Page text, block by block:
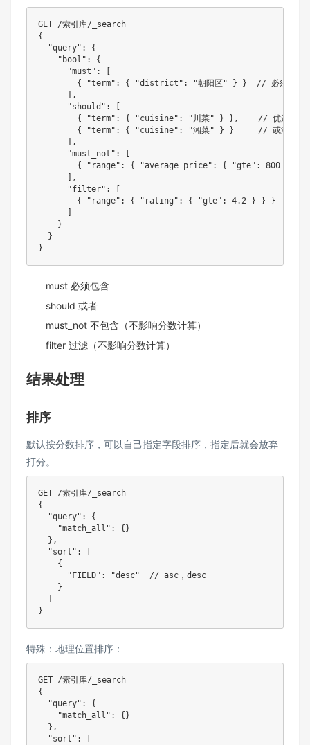
GET /索引库/_search
{
  "query": {
    "bool": {
      "must": [
{ "term": { "district": "朝阳区" } }  // 必须在朝
      ],
      "should": [
        { "term": { "cuisine": "川菜" } },    // 优选川菜
        { "term": { "cuisine": "湘菜" } }     // 或湘菜
      ],
      "must_not": [
{ "range": { "average_price": { "gte": 800 } } }
      ],
      "filter": [
{ "range": { "rating": { "gte": 4.2 } } }  // 筛
    }
  }
must 必须包含
should 或者
must_not 不包含（不影响分数计算）
filter 过滤（不影响分数计算）
结果处理
排序
默认按分数排序，可以自己指定字段排序，指定后就会放弃
打分。
GET /索引库/_search
{
  "query": {
    "match_all": {}
  },
  "sort": [
    {
      "FIELD": "desc"  // asc，desc
    }
特殊：地理位置排序：
GET /索引库/_search
{
  "query": {
    "match_all": {}
  },
  "sort": [